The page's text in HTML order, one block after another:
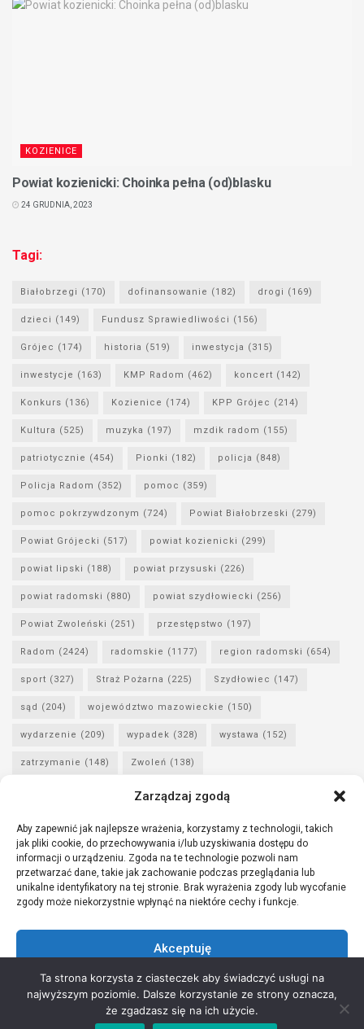
Zarządzaj zgodą
Aby zapewnić jak najlepsze wrażenia, korzystamy z technologii, takich
jak pliki cookie, do przechowywania i/lub uzyskiwania dostępu do
informacji o urządzeniu. Zgoda na te technologie pozwoli nam
przetwarzać dane, takie jak zachowanie podczas przeglądania lub
unikalne identyfikatory na tej stronie. Brak wyrażenia zgody lub wycofanie
zgody może niekorzystnie wpłynąć na niektóre cechy i funkcje.
Akceptuję
Odmów
Zobacz preferencje
KOZIENICE
Powiat kozienicki: Choinka pełna (od)blasku
24 GRUDNIA, 2023
Tagi:
Białobrzegi (170) dofinansowanie (182) drogi (169)
dzieci (149) Fundusz Sprawiedliwości (156)
Grójec (174) historia (519) inwestycja (315)
inwestycje (163) KMP Radom (462) koncert (142)
Konkurs (136) Kozienice (174) KPP Grójec (214)
Kultura (525) muzyka (197) mzdik radom (155)
patriotycznie (454) Pionki (182) policja (848)
Policja Radom (352) pomoc (359)
pomoc pokrzywdzonym (724) Powiat Białobrzeski (279)
Powiat Grójecki (517) powiat kozienicki (299)
powiat lipski (188) powiat przysuski (226)
powiat radomski (880) powiat szydłowiecki (256)
Powiat Zwoleński (251) przestępstwo (197)
Radom (2424) radomskie (1177) region radomski (654)
sport (327) Straż Pożarna (225) Szydłowiec (147)
sąd (204) województwo mazowieckie (150)
wydarzenie (209) wypadek (328) wystawa (152)
zatrzymanie (148) Zwoleń (138)
dysponentem jest Minister Sprawiedliwości.
Ta strona korzysta z ciasteczek aby świadczyć usługi na
najwyższym poziomie. Dalsze korzystanie ze strony oznacza,
że zgadzasz się na ich użycie.